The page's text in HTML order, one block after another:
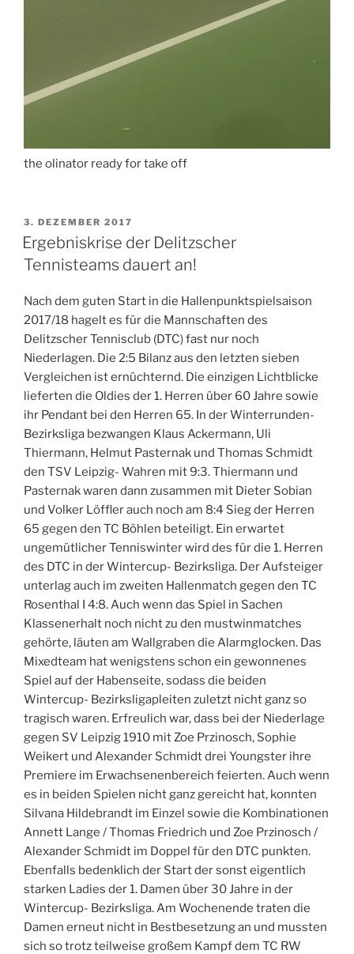
the olinator ready for take off
VERÖFFENTLICHT
AM
3. DEZEMBER 2017
Ergebniskrise der Delitzscher
Tennisteams dauert an!
Nach dem guten Start in die Hallenpunktspielsaison
2017/18 hagelt es für die Mannschaften des
Delitzscher Tennisclub (DTC) fast nur noch
Niederlagen. Die 2:5 Bilanz aus den letzten sieben
Vergleichen ist ernüchternd. Die einzigen Lichtblicke
lieferten die Oldies der 1. Herren über 60 Jahre sowie
ihr Pendant bei den Herren 65. In der Winterrunden-
Bezirksliga bezwangen Klaus Ackermann, Uli
Thiermann, Helmut Pasternak und Thomas Schmidt
den TSV Leipzig- Wahren mit 9:3. Thiermann und
Pasternak waren dann zusammen mit Dieter Sobian
und Volker Löffler auch noch am 8:4 Sieg der Herren
65 gegen den TC Böhlen beteiligt. Ein erwartet
ungemütlicher Tenniswinter wird des für die 1. Herren
des DTC in der Wintercup- Bezirksliga. Der Aufsteiger
unterlag auch im zweiten Hallenmatch gegen den TC
Rosenthal I 4:8. Auch wenn das Spiel in Sachen
Klassenerhalt noch nicht zu den mustwinmatches
gehörte, läuten am Wallgraben die Alarmglocken. Das
Mixedteam hat wenigstens schon ein gewonnenes
Spiel auf der Habenseite, sodass die beiden
Wintercup- Bezirksligapleiten zuletzt nicht ganz so
tragisch waren. Erfreulich war, dass bei der Niederlage
gegen SV Leipzig 1910 mit Zoe Przinosch, Sophie
Weikert und Alexander Schmidt drei Youngster ihre
Premiere im Erwachsenenbereich feierten. Auch wenn
es in beiden Spielen nicht ganz gereicht hat, konnten
Silvana Hildebrandt im Einzel sowie die Kombinationen
Annett Lange / Thomas Friedrich und Zoe Przinosch /
Alexander Schmidt im Doppel für den DTC punkten.
Ebenfalls bedenklich der Start der sonst eigentlich
starken Ladies der 1. Damen über 30 Jahre in der
Wintercup- Bezirksliga. Am Wochenende traten die
Damen erneut nicht in Bestbesetzung an und mussten
sich so trotz teilweise großem Kampf dem TC RW